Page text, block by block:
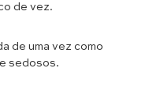
de vez.
de uma vez como
sedosos.